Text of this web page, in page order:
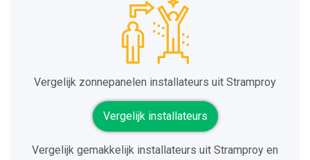
Vergelijk zonnepanelen installateurs uit Stramproy
Vergelijk installateurs
Vergelijk gemakkelijk installateurs uit Stramproy en